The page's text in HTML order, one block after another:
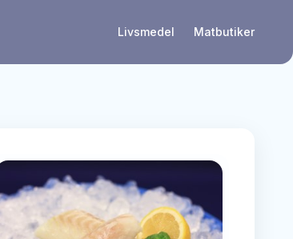
Livsmedel Matbutiker